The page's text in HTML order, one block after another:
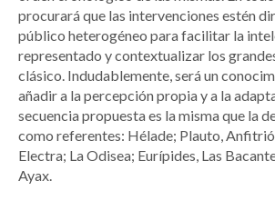
procurará que las intervenciones estén
público heterogéneo para facilitar la
representado y contextualizar los
clásico. Indudablemente, será un
añadir a la percepción propia y a la
secuencia propuesta es la misma que la
como referentes: Hélade; Plauto,
Electra; La Odisea; Eurípides, Las
Ayax.